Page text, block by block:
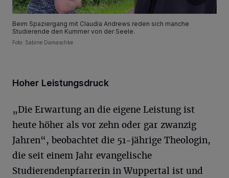
Beim Spaziergang mit Claudia Andrews reden sich manche
Studierende den Kummer von der Seele.
Foto: Sabine Damaschke
Hoher Leistungsdruck
„Die Erwartung an die eigene Leistung ist
heute höher als vor zehn oder gar zwanzig
Jahren“, beobachtet die 51-jährige Theologin,
die seit einem Jahr evangelische
Studierendenpfarrerin in Wuppertal ist und